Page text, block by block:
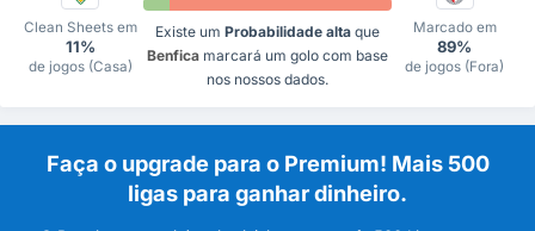
Clean Sheets em
11%
de jogos (Casa)
Existe um Probabilidade alta que
Benfica marcará um golo com base
nos nossos dados.
Marcado em
89%
de jogos (Fora)
Faça o upgrade para o Premium! Mais 500
ligas para ganhar dinheiro.